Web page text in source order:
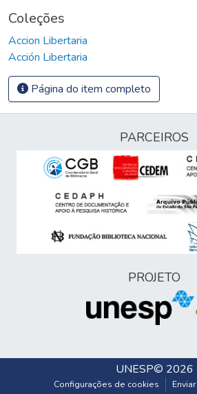
Coleções
Accion Libertaria
Acción Libertaria
Página do item completo
PARCEIROS
PROJETO
UNESP© 2026
Configurações de cookies